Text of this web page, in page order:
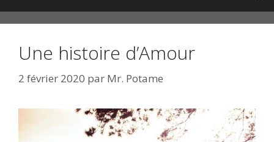
Une histoire d’Amour
2 février 2020 par Mr. Potame